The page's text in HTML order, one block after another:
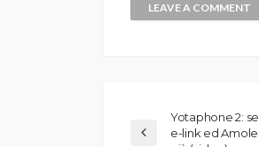
Yotaphone 2:
e-link ed